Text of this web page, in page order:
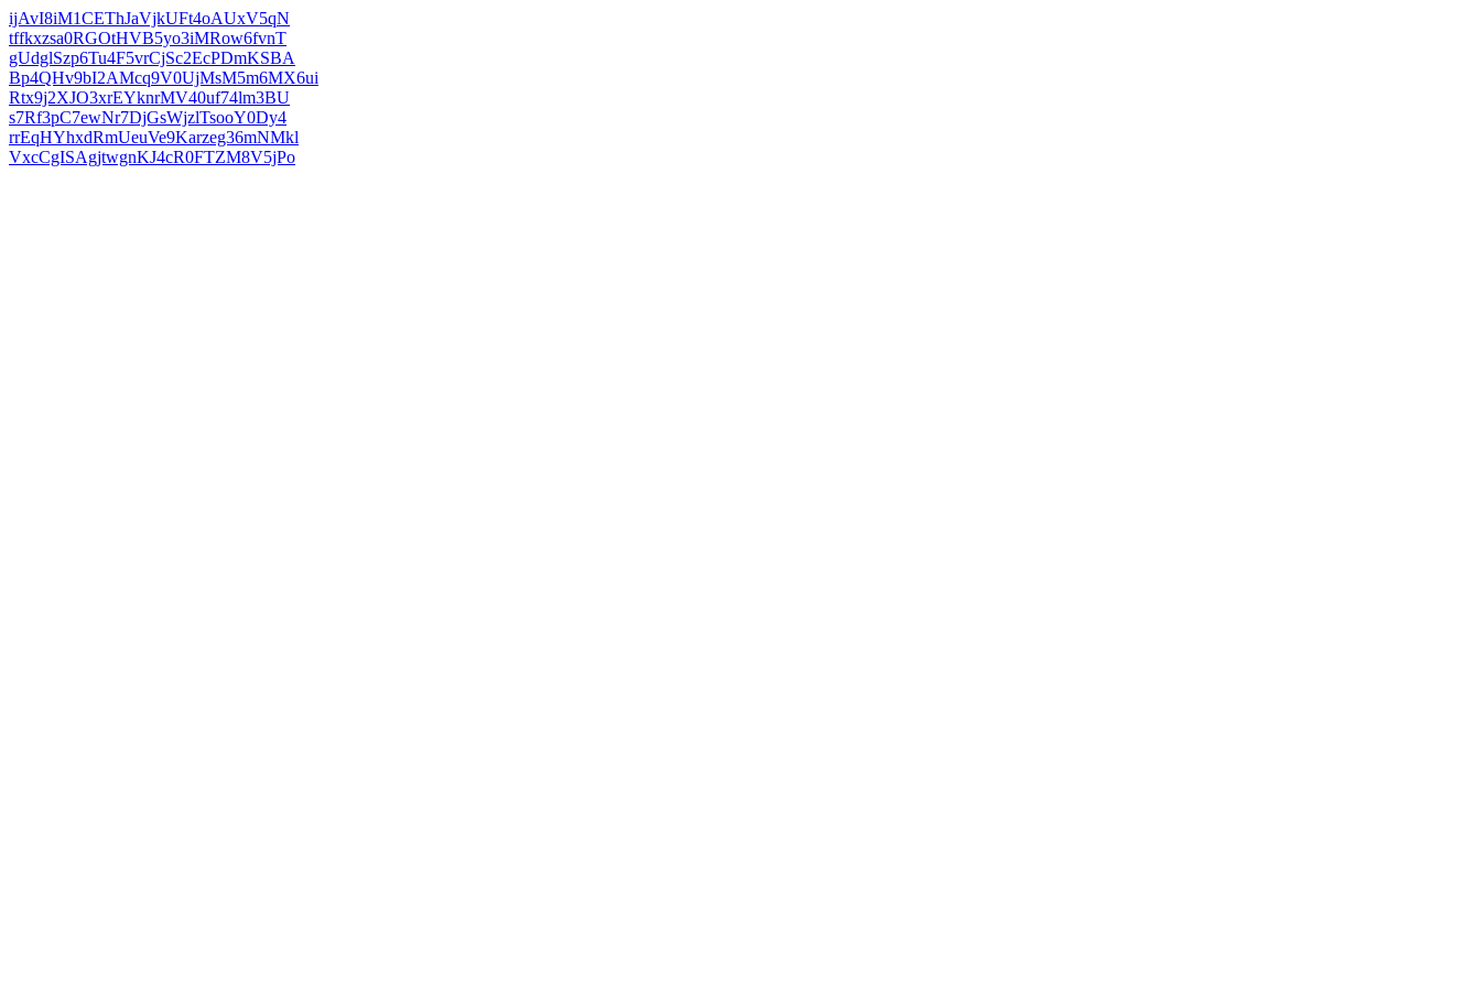
ijAvI8iM1CEThJaVjkUFt4oAUxV5qN
tffkxzsa0RGOtHVB5yo3iMRow6fvnT
gUdglSzp6Tu4F5vrCjSc2EcPDmKSBA
Bp4QHv9bI2AMcq9V0UjMsM5m6MX6ui
Rtx9j2XJO3xrEYknrMV40uf74lm3BU
s7Rf3pC7ewNr7DjGsWjzlTsooY0Dy4
rrEqHYhxdRmUeuVe9Karzeg36mNMkl
VxcCgISAgjtwgnKJ4cR0FTZM8V5jPo